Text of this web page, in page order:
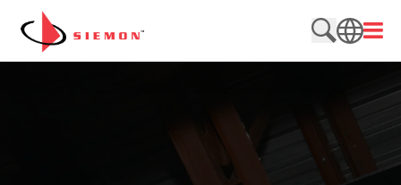
Aller au contenu
SEARCH